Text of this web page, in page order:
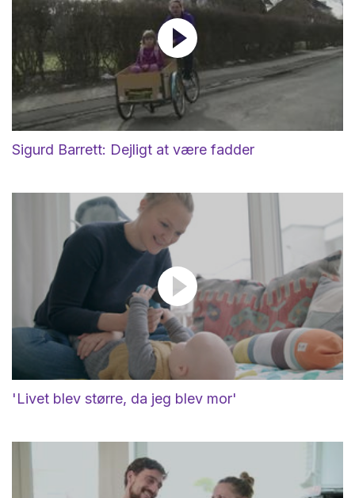
Sigurd Barrett: Dejligt at være fadder
'Livet blev større, da jeg blev mor'